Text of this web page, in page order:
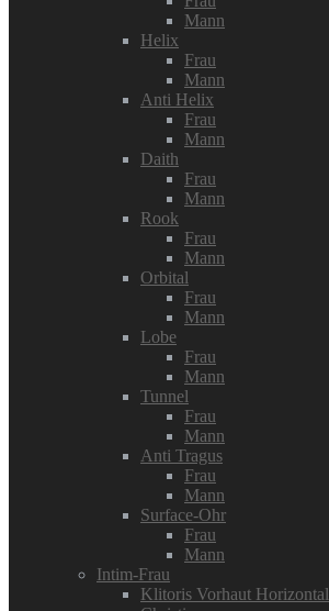
Mann
Helix
Frau
Mann
Anti Helix
Frau
Mann
Daith
Frau
Mann
Rook
Frau
Mann
Orbital
Frau
Mann
Lobe
Frau
Mann
Tunnel
Frau
Mann
Anti Tragus
Frau
Mann
Surface-Ohr
Frau
Mann
Intim-Frau
Klitoris Vorhaut Horizontal